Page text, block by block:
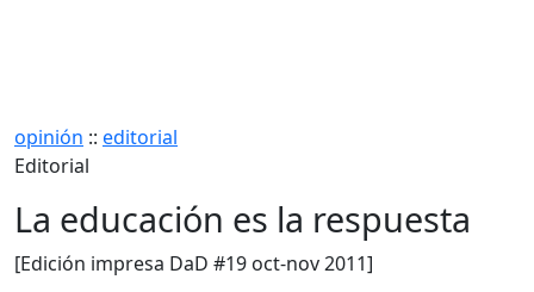
opinión :: editorial
Editorial
La educación es la respuesta
[Edición impresa DaD #19 oct-nov 2011]